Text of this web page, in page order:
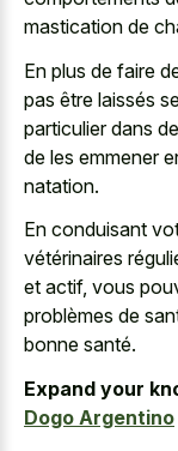
mastication de
En plus de faire
pas être laissés
particulier dans
de les emmener
natation.
En conduisant
vétérinaires
et actif, vous
problèmes de
bonne santé.
Expand your
Dogo Argentino